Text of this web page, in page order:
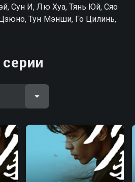
Сун И, Лю Хуа, Тянь Юй, Сяо
Тун Мэнши, Го Цилинь,